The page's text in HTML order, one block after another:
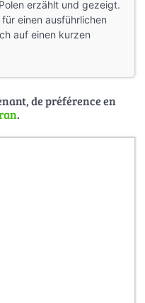
erzählt und gezeigt.
einen ausführlichen
auf einen kurzen
de préférence en
.